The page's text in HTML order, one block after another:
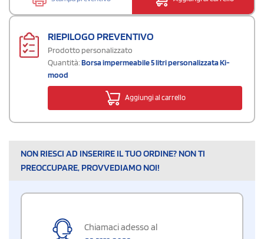
RIEPILOGO PREVENTIVO
Prodotto personalizzato
Quantità:Borsa impermeabile 5 litri personalizzata Ki-
mood
Aggiungi al carrello
NON RIESCI AD INSERIRE IL TUO ORDINE? NON TI
PREOCCUPARE, PROVVEDIAMO NOI!
Chiamaci adesso al